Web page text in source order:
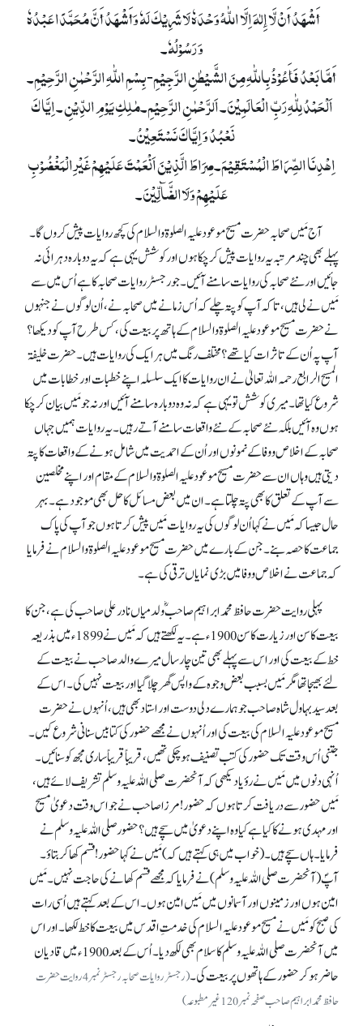
أَشْھَدُ أَنْ لَّا إِلٰہَ اِلَّا اللّٰہُ وَحْدَہٗ لَا شَرِیْکَ لَہٗ وَأَشْھَدُ أَنَّ مُحَمَّدًا عَبْدُہٗ
وَ رَسُوْلُہٗ۔
أَمَّا بَعْدُ فَأَعُوْذُ بِاللّٰہِ مِنَ الشَّیْطٰنِ الرَّجِیْمِ- بِسْمِ اللّٰہِ الرَّحْمٰنِ الرَّحِیْمِ۔
اَلْحَمْدُ لِلّٰہِ رَبِّ الْعَالَمِیْنَ۔ اَلرَّحْمٰنِ الرَّحِیْمِ۔مٰلِکِ یَوْمِ الدِّیْنِ ۔ اِیَّا کَ
نَعْبُدُ وَ اِیَّاکَ نَسْتَعِیْنُ۔
اِھْدِنَا الصِّرَاطَ الْمُسْتَقِیْمَ۔صِرَاطَ الَّذِیْنَ اَنْعَمْتَ عَلَیْھِمْ غَیْرِالْمَغْضُوْبِ
عَلَیْھِمْ وَلَاالضَّآلِّیْنَ۔
آج مَیں صحابہ حضرت مسیح موعود علیہ الصلوۃ والسلام کی کچھ روایات پیش کروں گا۔
پہلے بھی چند مرتبہ یہ روایات پیش کر چکا ہوں اور کوشش یہی ہے کہ یہ دوبارہ دہرائی نہ
جائیں اور نئے صحابہ کی روایات سامنے آئیں۔ جو رجسٹر روایات صحابہ کا ہے اُس میں سے
مَیں نے لی ہیں، تا کہ آپ کو پتہ چلے کہ اُس زمانے میں صحابہ نے، اُن لوگوں نے جنہوں
نے حضرت مسیح موعود علیہ الصلوۃ والسلام کے ہاتھ پر بیعت کی، کس طرح آپ کو دیکھا؟
آپ پہ اُن کے تاثرات کیا تھے؟ مختلف رنگ میں ہر ایک کی روایات ہیں۔ حضرت خلیفۃ
المسیح الرابع رحمہ اللہ تعالیٰ نے ان روایات کا ایک سلسلہ اپنے خطبات اور خطابات میں
شروع کیا تھا۔ میری کوشش تو یہی ہے کہ نہ وہ دوبارہ سامنے آئیں اور نہ جو مَیں بیان کر چکا
ہوں وہ آئیں بلکہ نئے صحابہ کے نئے واقعات سامنے آتے رہیں۔ یہ روایات ہمیں جہاں
صحابہ کے اخلاص و وفا کے نمونوں اور اُن کے احمدیت میں شامل ہونے کے واقعات کا پتہ
دیتی ہیں وہاں ان سے حضرت مسیح موعود علیہ الصلوۃ والسلام کے مقام اور اپنے مخلصین
سے آپ کے تعلق کا بھی پتہ چلتا ہے۔ ان میں بعض مسائل کا حل بھی موجود ہے۔ بہر
حال جیسا کہ مَیں نے کہا اُن لوگوں کی یہ روایات مَیں پیش کرتا ہوں جو آپ کی پاک
جماعت کا حصہ بنے۔ جن کے بارے میں حضرت مسیح موعود علیہ الصلوۃ والسلام نے فرمایا
کہ جماعت نے اخلاص و وفا میں بڑی نمایاں ترقی کی ہے۔
پہلی روایت حضرت حافظ محمد ابراہیم صاحبؓ ولد میاں نادر علی صاحب کی ہے، جن کا
بیعت کا سن اور زیارت کا سن 1900ء ہے۔ یہ لکھتے ہیں کہ مَیں نے 1899ء میں بذریعہ
خط کے بیعت کی اور اس سے پہلے بھی تین چار سال میرے والد صاحب نے بیعت کے
لئے بھیجا تھا مگر مَیں بسبب بعض وجوہ کے واپس گھر چلا گیا اور بیعت نہیں کی۔ اس کے
بعد سید بہاول شاہ صاحب جو ہمارے دلی دوست اور استاد بھی ہیں، اُنہوں نے حضرت
مسیح موعود علیہ السلام کی بیعت کی اور اُنہوں نے مجھے حضور کی کتابیں سنانی شروع کیں۔
جتنی اُس وقت تک حضور کی کتب تصنیف ہو چکی تھیں، قریباً قریباً ساری مجھ کو سنائیں۔
اُنہی دنوں میں مَیں نے رؤیا دیکھی کہ آنحضرت صلی اللہ علیہ وسلم تشریف لائے ہیں،
مَیں حضور سے دریافت کرتا ہوں کہ حضور! مرزا صاحب نے جو اس وقت دعویٰ مسیح
اور مہدی ہونے کا کیا ہے کیا وہ اپنے دعویٰ میں سچے ہیں؟ حضور صلی اللہ علیہ وسلم نے
فرمایا۔ ہاں سچے ہیں۔ (خواب میں ہی کہتے ہیں کہ) مَیں نے کہا حضور !قسم کھا کر بتاؤ۔
آپؐ (آنحضرت صلی اللہ علیہ وسلم) نے فرمایاکہ مجھے قسم کھانے کی حاجت نہیں۔ مَیں
امین ہوں اور زمینوں اور آسمانوں میں مَیں امین ہوں۔ اس کے بعد کہتے ہیں اُسی رات
کی صبح کو مَیں نے مسیح موعود علیہ السلام کی خدمتِ اقدس میں بیعت کا خط لکھا۔ اور اس
میں آنحضرت صلی اللہ علیہ وسلم کا سلام بھی لکھ دیا۔ اُس کے بعد 1900ء میں قادیان
حاضر ہو کر حضور کے ہاتھوں پر بیعت کی۔
(رجسٹر روایات صحابہ رجسٹر نمبر 4روایت حضرت
حافظ محمد ابراہیم صاحب صفحہ نمبر120غیر مطبوعہ)